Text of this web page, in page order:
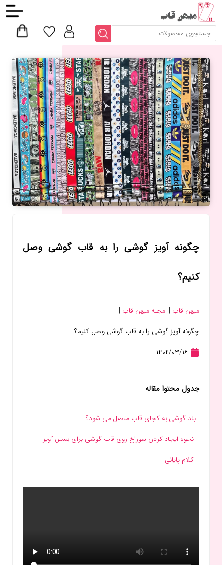
چگونه آویز گوشی را به قاب گوشی وصل
کنیم؟
میهن قاب | مجله میهن قاب |
چگونه آویز گوشی را به قاب گوشی وصل کنیم؟
۱۴۰۴/۰۳/۱۶
جدول محتوا مقاله
بند گوشی به کجای قاب متصل می‌ شود؟
نحوه ایجاد کردن سوراخ روی قاب گوشی برای بستن آویز
کلام پایانی